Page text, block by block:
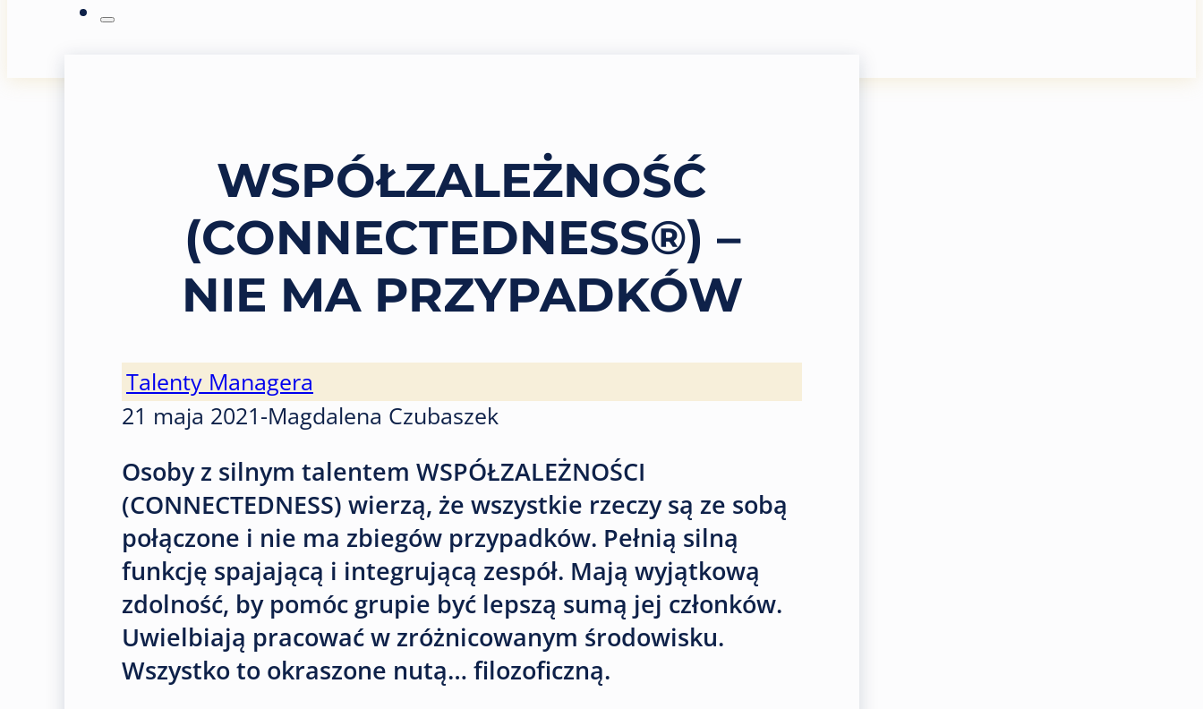
WSPÓŁZALEŻNOŚĆ
(CONNECTEDNESS®) –
NIE MA PRZYPADKÓW
Talenty Managera
21 maja 2021-Magdalena Czubaszek
Osoby z silnym talentem WSPÓŁZALEŻNOŚCI
(CONNECTEDNESS) wierzą, że wszystkie rzeczy są ze sobą
połączone i nie ma zbiegów przypadków. Pełnią silną
funkcję spajającą i integrującą zespół. Mają wyjątkową
zdolność, by pomóc grupie być lepszą sumą jej członków.
Uwielbiają pracować w zróżnicowanym środowisku.
Wszystko to okraszone nutą… filozoficzną.